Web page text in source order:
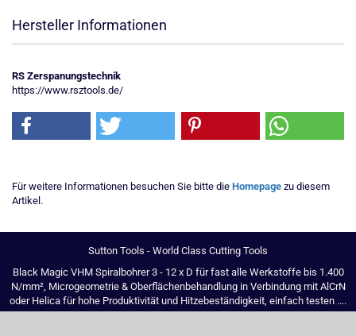
Hersteller Informationen
RS Zerspanungstechnik
https://www.rsztools.de/
Für weitere Informationen besuchen Sie bitte die Homepage zu diesem
Artikel.
Sutton Tools - World Class Cutting Tools
Black Magic VHM Spiralbohrer 3 - 12 x D für fast alle Werkstoffe bis 1.400
N/mm², Microgeometrie & Oberflächenbehandlung in Verbindung mit AlCrN
oder Helica für hohe Produktivität und Hitzebeständigkeit, einfach testen ....